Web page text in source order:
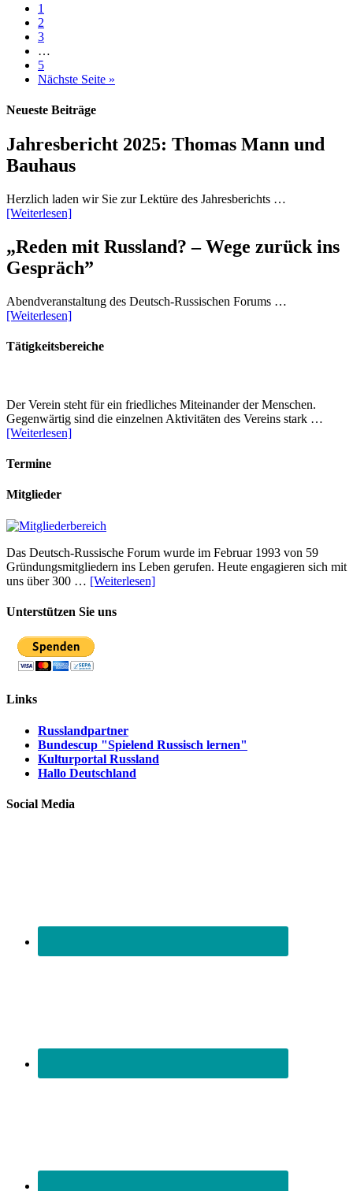
1
2
3
…
5
Nächste Seite »
Neueste Beiträge
Jahresbericht 2025: Thomas Mann und
Bauhaus
Herzlich laden wir Sie zur Lektüre des Jahresberichts …
[Weiterlesen]
„Reden mit Russland? – Wege zurück ins
Gespräch”
Abendveranstaltung des Deutsch-Russischen Forums …
[Weiterlesen]
Tätigkeitsbereiche
Der Verein steht für ein friedliches Miteinander der Menschen.
Gegenwärtig sind die einzelnen Aktivitäten des Vereins stark …
[Weiterlesen]
Termine
Mitglieder
Das Deutsch-Russische Forum wurde im Februar 1993 von 59
Gründungsmitgliedern ins Leben gerufen. Heute engagieren sich mit
uns über 300 … [Weiterlesen]
Unterstützen Sie uns
Links
Russlandpartner
Bundescup "Spielend Russisch lernen"
Kulturportal Russland
Hallo Deutschland
Social Media